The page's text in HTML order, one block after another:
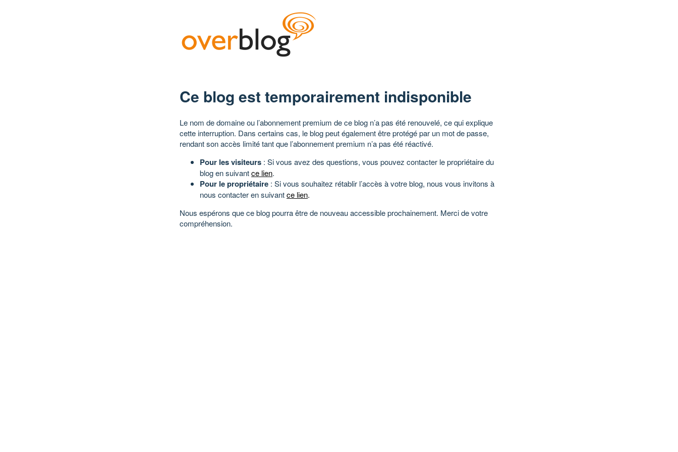
Ce blog est temporairement indisponible
Le nom de domaine ou l’abonnement premium de ce blog n’a pas été renouvelé, ce qui explique
cette interruption. Dans certains cas, le blog peut également être protégé par un mot de passe,
rendant son accès limité tant que l’abonnement premium n’a pas été réactivé.
Pour les visiteurs : Si vous avez des questions, vous pouvez contacter le propriétaire du
blog en suivantce lien.
Pour le propriétaire : Si vous souhaitez rétablir l’accès à votre blog, nous vous invitons à
nous contacter en suivantce lien.
Nous espérons que ce blog pourra être de nouveau accessible prochainement. Merci de votre
compréhension.